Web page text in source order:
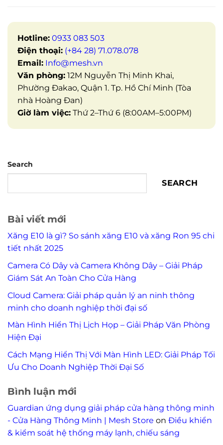
Hotline: 0933 083 503
Điện thoại: (+84 28) 71.078.078
Email: Info@mesh.vn
Văn phòng: 12M Nguyễn Thị Minh Khai,
Phường Đakao, Quận 1. Tp. Hồ Chí Minh (Tòa
nhà Hoàng Đan)
Giờ làm việc: Thứ 2–Thứ 6 (8:00AM–5:00PM)
Search
SEARCH
Bài viết mới
Xăng E10 là gì? So sánh xăng E10 và xăng Ron 95 chi
tiết nhất 2025
Camera Có Dây và Camera Không Dây – Giải Pháp
Giám Sát An Toàn Cho Cửa Hàng
Cloud Camera: Giải pháp quản lý an ninh thông
minh cho doanh nghiệp thời đại số
Màn Hình Hiển Thị Lịch Họp – Giải Pháp Văn Phòng
Hiện Đại
Cách Mạng Hiển Thị Với Màn Hình LED: Giải Pháp Tối
Ưu Cho Doanh Nghiệp Thời Đại Số
Bình luận mới
Guardian ứng dụng giải pháp cửa hàng thông minh
- Cửa Hàng Thông Minh | Mesh Store on Điều khiển
& kiểm soát hệ thống máy lạnh, chiếu sáng